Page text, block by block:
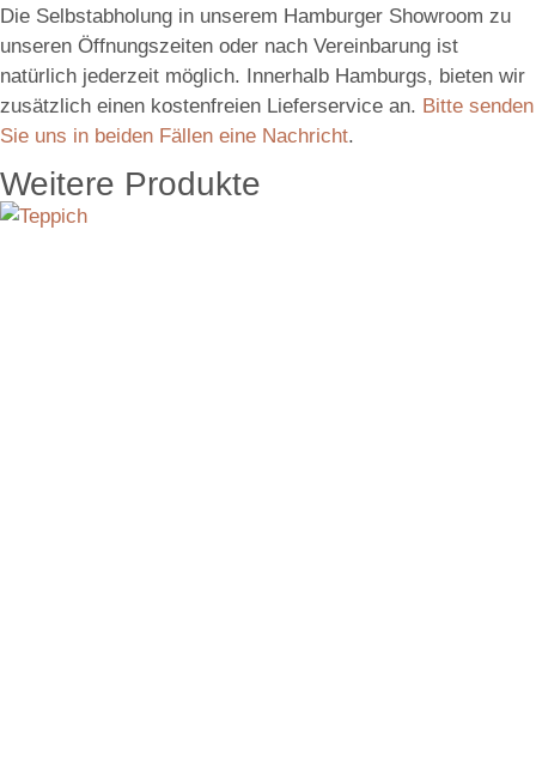
Die Selbstabholung in unserem Hamburger Showroom zu
unseren Öffnungszeiten oder nach Vereinbarung ist
natürlich jederzeit möglich. Innerhalb Hamburgs, bieten wir
zusätzlich einen kostenfreien Lieferservice an. Bitte senden
Sie uns in beiden Fällen eine Nachricht.
Weitere Produkte